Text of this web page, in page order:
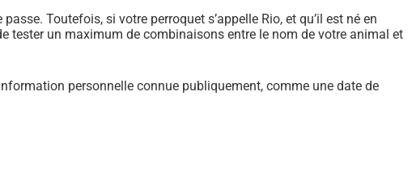
Toutefois, si votre perroquet s’appelle Rio, et qu’il est né en
tester un maximum de combinaisons entre le nom de votre animal et
personnelle connue publiquement, comme une date de